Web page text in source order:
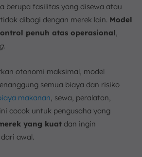
berupa fasilitas yang disewa atau
dibagi dengan merek lain. Model
penuh atas operasional,
.
otonomi maksimal, model
semua biaya dan risiko
makanan, sewa, peralatan,
cocok untuk pengusaha yang
yang kuat dan ingin
awal.